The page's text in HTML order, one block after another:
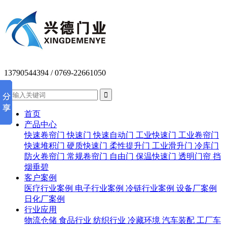
13790544394 / 0769-22661050

首页
产品中心
快速卷帘门 快速门 快速自动门 工业快速门 工业卷帘门
快速堆积门 硬质快速门 柔性提升门 工业滑升门 冷库门
防火卷帘门 常规卷帘门 自由门 保温快速门 透明门帘 挡
烟垂碧
客户案例
医疗行业案例 电子行业案例 冷链行业案例 设备厂案例
日化厂案例
行业应用
物流仓储 食品行业 纺织行业 冷藏环境 汽车装配 工厂车